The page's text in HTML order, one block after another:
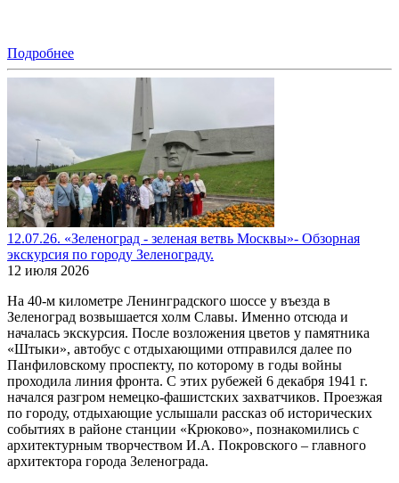
Подробнее
12.07.26. «Зеленоград - зеленая ветвь Москвы»- Обзорная
экскурсия по городу Зеленограду.
12 июля 2026
На 40-м километре Ленинградского шоссе у въезда в
Зеленоград возвышается холм Славы. Именно отсюда и
началась экскурсия. После возложения цветов у памятника
«Штыки», автобус с отдыхающими отправился далее по
Панфиловскому проспекту, по которому в годы войны
проходила линия фронта. С этих рубежей 6 декабря 1941 г.
начался разгром немецко-фашистских захватчиков. Проезжая
по городу, отдыхающие услышали рассказ об исторических
событиях в районе станции «Крюково», познакомились с
архитектурным творчеством И.А. Покровского – главного
архитектора города Зеленограда.